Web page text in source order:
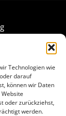
Technologien wie
darauf
können wir Daten
oder zurückziehst,
werden.